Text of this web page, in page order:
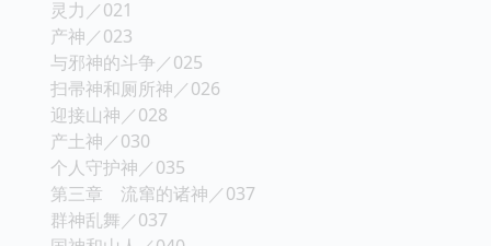
灵力／021
产神／023
与邪神的斗争／025
扫帚神和厕所神／026
迎接山神／028
产土神／030
个人守护神／035
第三章 流窜的诸神／037
群神乱舞／037